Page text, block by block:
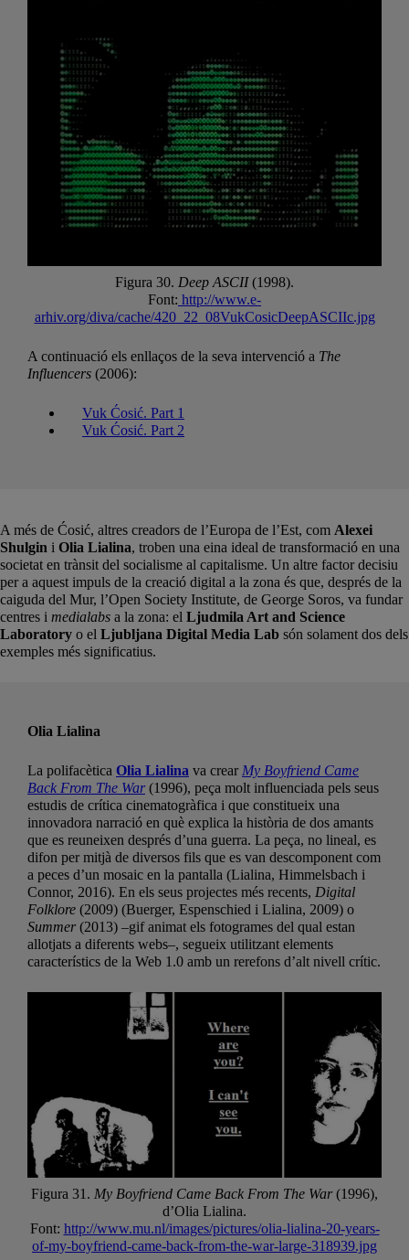
Figura 30. Deep ASCII(1998).
Font: http://www.e-
arhiv.org/diva/cache/420_22_08VukCosicDeepASCIIc.jpg
A continuació els enllaços de la seva intervenció a The
Influencers (2006):
Vuk Ćosić. Part 1
Vuk Ćosić. Part 2
A més de Ćosić, altres creadors de l’Europa de l’Est, com Alexei
Shulgin i Olia Lialina, troben una eina ideal de transformació en una
societat en trànsit del socialisme al capitalisme. Un altre factor decisiu
per a aquest impuls de la creació digital a la zona és que, després de la
caiguda del Mur, l’Open Society Institute, de George Soros, va fundar
centres i medialabs a la zona: el Ljudmila Art and Science
Laboratory o el Ljubljana Digital Media Lab són solament dos dels
exemples més significatius.
Olia Lialina
La polifacètica Olia Lialina va crear My Boyfriend Came
Back From The War (1996), peça molt influenciada pels seus
estudis de crítica cinematogràfica i que constitueix una
innovadora narració en què explica la història de dos amants
que es reuneixen després d’una guerra. La peça, no lineal, es
difon per mitjà de diversos fils que es van descomponent com
a peces d’un mosaic en la pantalla (Lialina, Himmelsbach i
Connor, 2016). En els seus projectes més recents, Digital
Folklore (2009) (Buerger, Espenschied i Lialina, 2009) o
Summer (2013) –gif animat els fotogrames del qual estan
allotjats a diferents webs–, segueix utilitzant elements
característics de la Web 1.0 amb un rerefons d’alt nivell crític.
Figura 31. My Boyfriend Came Back From The War (1996),
d’Olia Lialina.
Font: http://www.mu.nl/images/pictures/olia-lialina-20-years-
of-my-boyfriend-came-back-from-the-war-large-318939.jpg